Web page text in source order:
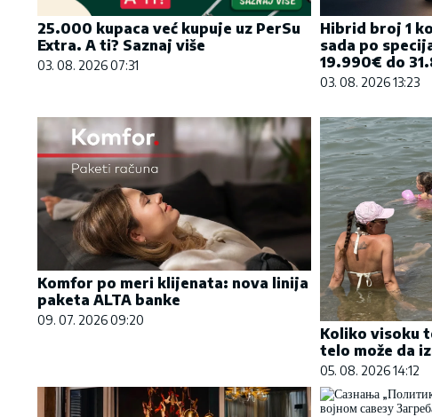
25.000 kupaca već kupuje uz PerSu
Extra. A ti? Saznaj više
03. 08. 2026 07:31
Hibrid broj 1
sada po
19.990€ do
03. 08. 2026 13:23
Komfor po meri klijenata: nova linija
paketa ALTA banke
09. 07. 2026 09:20
Koliko visoku
telo može da
05. 08. 2026 14:12